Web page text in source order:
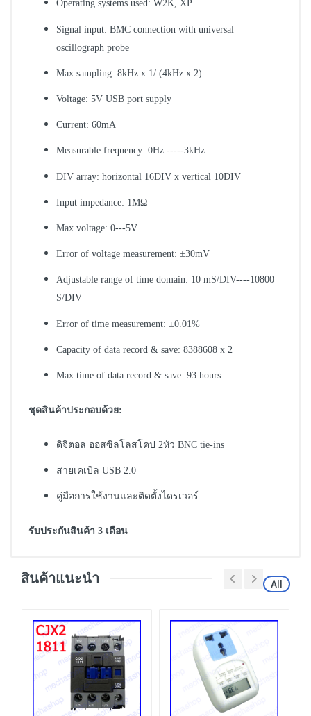
Operating systems used: W2K, XP
Signal input: BMC connection with universal
oscillograph probe
Max sampling: 8kHz x 1/ (4kHz x 2)
Voltage: 5V USB port supply
Current: 60mA
Measurable frequency: 0Hz -----3kHz
DIV array: horizontal 16DIV x vertical 10DIV
Input impedance: 1MΩ
Max voltage: 0---5V
Error of voltage measurement: ±30mV
Adjustable range of time domain: 10 mS/DIV----10800
S/DIV
Error of time measurement: ±0.01%
Capacity of data record & save: 8388608 x 2
Max time of data record & save: 93 hours
ชุดสินค้าประกอบด้วย:
ดิจิตอล ออสซิลโลสโคป 2หัว BNC tie-ins
สายเคเบิล USB 2.0
คู่มือการใช้งานและติดตั้งไดรเวอร์
รับประกันสินค้า 3 เดือน
สินค้าแนะนำ All